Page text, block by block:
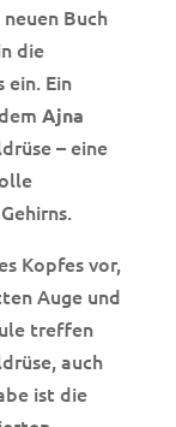
Buch
die
ein. Ein
Ajna
– eine
Kopfes vor,
Auge und
treffen
auch
ist die